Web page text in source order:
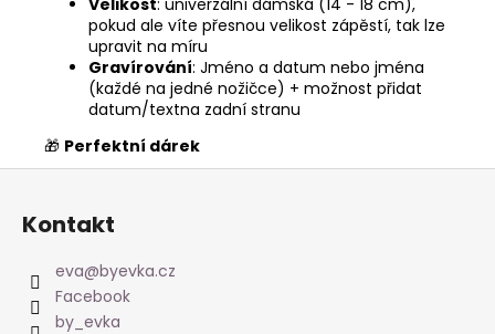
pokud ale víte přesnou velikost zápěstí, tak lze
upravit na míru
Gravírování: Jméno a datum nebo jména
(každé na jedné nožičce) + možnost přidat
datum/textna zadní stranu
🎁 Perfektní dárek
Z
Kontakt
eva@byevka.cz
Facebook
by_evka